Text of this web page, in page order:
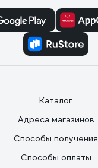
Каталог
Адреса магазинов
Способы получения
Способы оплаты